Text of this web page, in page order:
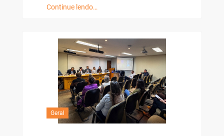
Continue lendo…
Geral